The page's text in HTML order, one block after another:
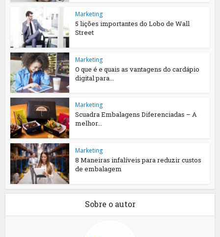
Marketing
5 lições importantes do Lobo de Wall
Street
Marketing
O que é e quais as vantagens do cardápio
digital para...
Marketing
Scuadra Embalagens Diferenciadas – A
melhor...
Marketing
8 Maneiras infalíveis para reduzir custos
de embalagem
Sobre o autor